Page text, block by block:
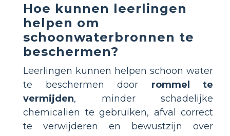
Hoe kunnen leerlingen
helpen om
schoonwaterbronnen te
beschermen?
Leerlingen kunnen helpen schoon water
te beschermen door rommel te
vermijden, minder schadelijke
chemicaliën te gebruiken, afval correct
te verwijderen en bewustzijn over